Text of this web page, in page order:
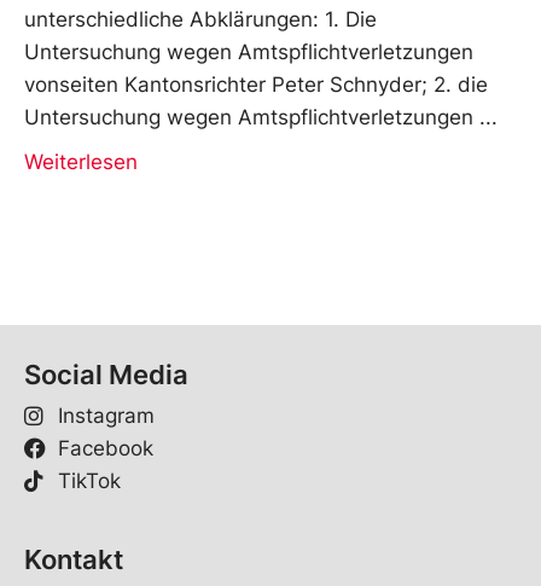
unterschiedliche Abklärungen: 1. Die
Untersuchung wegen Amtspflichtverletzungen
vonseiten Kantonsrichter Peter Schnyder; 2. die
Untersuchung wegen Amtspflichtverletzungen
Weiterlesen
Social Media
Instagram
Facebook
TikTok
Kontakt